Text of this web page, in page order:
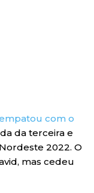
com o
da terceira e
2022. O
mas cedeu